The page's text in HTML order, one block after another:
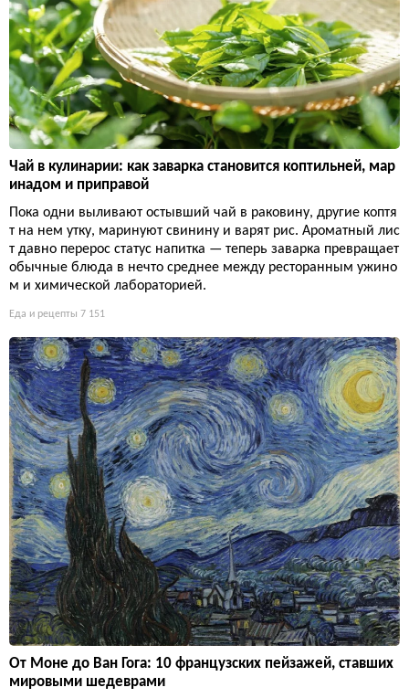
Чай в кулинарии: как заварка становится коптильней, мар
инадом и приправой
Пока одни выливают остывший чай в раковину, другие коптя
т на нем утку, маринуют свинину и варят рис. Ароматный лис
т давно перерос статус напитка — теперь заварка превращает
обычные блюда в нечто среднее между ресторанным ужино
м и химической лабораторией.
Еда и рецепты 7 151
От Моне до Ван Гога: 10 французских пейзажей, ставших
мировыми шедеврами